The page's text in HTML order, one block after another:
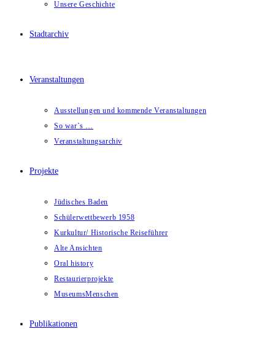
Unsere Geschichte
Stadtarchiv
Veranstaltungen
Ausstellungen und kommende Veranstaltungen
So war`s …
Veranstaltungsarchiv
Projekte
Jüdisches Baden
Schülerwettbewerb 1958
Kurkultur/ Historische Reiseführer
Alte Ansichten
Oral history
Restaurierprojekte
MuseumsMenschen
Publikationen